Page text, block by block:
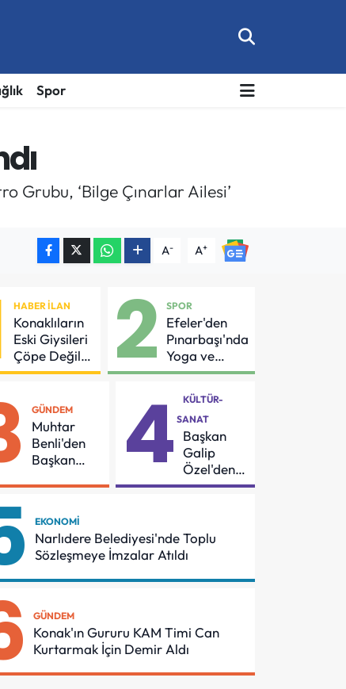
Spor
Grubu, ‘Bilge Çınarlar Ailesi’
A- A+
HABER İLAN
Konaklıların
Eski Giysileri
Çöpe Değil
Geri
Gidiyor
2 SPOR
Efeler'den
Pınarbaşı'nda
Yoga ve
Pilates
Buluşması
GÜNDEM
Muhtar
Benli'den
Başkan
Teşekkür
4
KÜLTÜR-
SANAT
Başkan
Galip
Özel'den
55
Şenliği
EKONOMI
Narlıdere Belediyesi'nde Toplu
Sözleşmeye İmzalar Atıldı
GÜNDEM
Konak'ın Gururu KAM Timi Can
Kurtarmak İçin Demir Aldı